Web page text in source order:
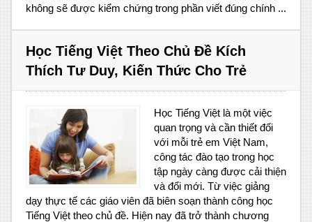
không sẽ được kiểm chứng trong phần viết đúng chính ...
Học Tiếng Việt Theo Chủ Đề Kích
Thích Tư Duy, Kiến Thức Cho Trẻ
Học Tiếng Việt là một việc
quan trọng và cần thiết đối
với mỗi trẻ em Việt Nam,
công tác đào tạo trong học
tập ngày càng được cải thiện
và đổi mới. Từ việc giảng
dạy thực tế các giáo viên đã biên soạn thành công học
Tiếng Việt theo chủ đề. Hiện nay đã trở thành chương